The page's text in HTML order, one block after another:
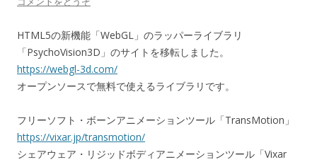
HTML5の新機能「WebGL」のラッパーライブラリ
「PsychoVision3D」のサイトを移転しました。
https://webgl-3d.com/
オープンソースで無料で使えるライブラリです。
フリーソフト・ボーンアニメーションツール「TransMotion」
https://vixar.jp/transmotion/
シェアウェア・リジッドボディアニメーションツール「Vixar